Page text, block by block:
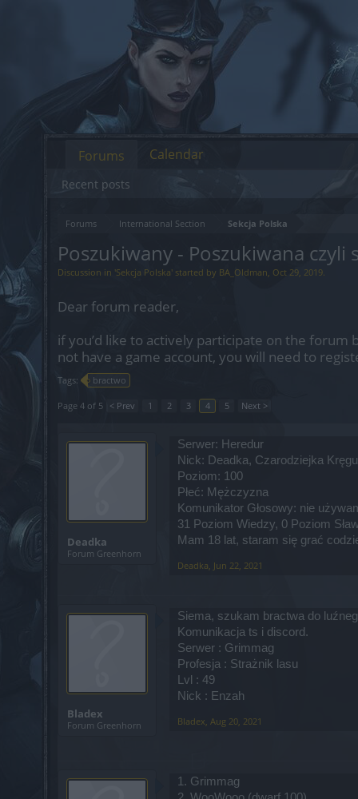
Forums International Section Sekcja Polska
Poszukiwany - Poszukiwana
Discussion in 'Sekcja Polska' started by BA_Oldman, Oct 29, 2019.
Dear forum reader,
if you’d like to actively participate on the
not have a game account, you will need to
Tags: bractwo
Page 4 of 5 < Prev 1 2 3 4 5 Next >
Deadka
Forum Greenhorn
Serwer: Heredur
Nick: Deadka, Czarodziejka Kręgu
Poziom: 100
Płeć: Mężczyzna
Komunikator Głosowy: nie
31 Poziom Wiedzy, 0 Poziom
Mam 18 lat, staram się grać
Deadka, Jun 22, 2021
Bladex
Forum Greenhorn
Siema, szukam bractwa do
Komunikacja ts i discord.
Serwer : Grimmag
Profesja : Strażnik lasu
Lvl : 49
Nick : Enzah
Bladex, Aug 20, 2021
1. Grimmag
Forums
Recent posts
Calendar